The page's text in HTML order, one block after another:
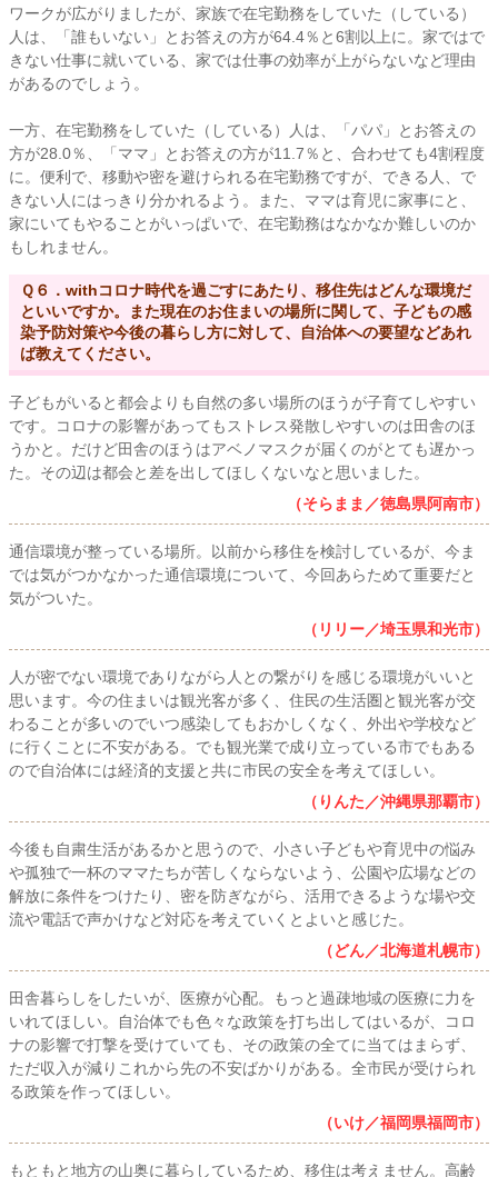
ワークが広がりましたが、家族で在宅勤務をしていた（している）
人は、「誰もいない」とお答えの方が64.4％と6割以上に。家ではで
きない仕事に就いている、家では仕事の効率が上がらないなど理由
があるのでしょう。
一方、在宅勤務をしていた（している）人は、「パパ」とお答えの
方が28.0％、「ママ」とお答えの方が11.7％と、合わせても4割程度
に。便利で、移動や密を避けられる在宅勤務ですが、できる人、で
きない人にはっきり分かれるよう。また、ママは育児に家事にと、
家にいてもやることがいっぱいで、在宅勤務はなかなか難しいのか
もしれません。
Ｑ６．withコロナ時代を過ごすにあたり、移住先はどんな環境だ
といいですか。また現在のお住まいの場所に関して、子どもの感
染予防対策や今後の暮らし方に対して、自治体への要望などあれ
ば教えてください。
子どもがいると都会よりも自然の多い場所のほうが子育てしやすい
です。コロナの影響があってもストレス発散しやすいのは田舎のほ
うかと。だけど田舎のほうはアベノマスクが届くのがとても遅かっ
た。その辺は都会と差を出してほしくないなと思いました。
（そらまま／徳島県阿南市）
通信環境が整っている場所。以前から移住を検討しているが、今ま
では気がつかなかった通信環境について、今回あらためて重要だと
気がついた。
（リリー／埼玉県和光市）
人が密でない環境でありながら人との繋がりを感じる環境がいいと
思います。今の住まいは観光客が多く、住民の生活圏と観光客が交
わることが多いのでいつ感染してもおかしくなく、外出や学校など
に行くことに不安がある。でも観光業で成り立っている市でもある
ので自治体には経済的支援と共に市民の安全を考えてほしい。
（りんた／沖縄県那覇市）
今後も自粛生活があるかと思うので、小さい子どもや育児中の悩み
や孤独で一杯のママたちが苦しくならないよう、公園や広場などの
解放に条件をつけたり、密を防ぎながら、活用できるような場や交
流や電話で声かけなど対応を考えていくとよいと感じた。
（どん／北海道札幌市）
田舎暮らしをしたいが、医療が心配。もっと過疎地域の医療に力を
いれてほしい。自治体でも色々な政策を打ち出してはいるが、コロ
ナの影響で打撃を受けていても、その政策の全てに当てはまらず、
ただ収入が減りこれから先の不安ばかりがある。全市民が受けられ
る政策を作ってほしい。
（いけ／福岡県福岡市）
もともと地方の山奥に暮らしているため、移住は考えません。高齢